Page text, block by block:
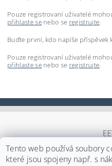
Pouze registrovaní uživatelé
přihlaste senebo se registrujte.
Buďte první, kdo napíše příspěvek
Pouze registrovaní uživatelé
přihlaste senebo se registrujte.
Tento web používá soubory
které jsou spojeny např. s